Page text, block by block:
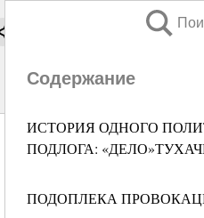
Содержание
ИСТОРИЯ ОДНОГО
ПОДЛОГА:
ПОДОПЛЕКА